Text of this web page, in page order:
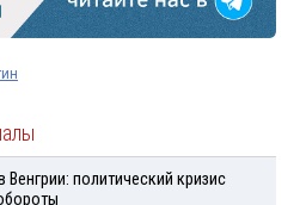
Венгрии: политический кризис